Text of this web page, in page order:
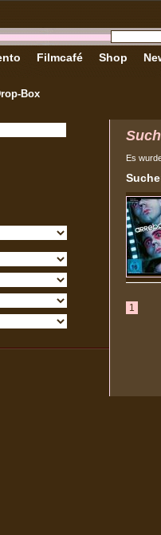
Box
Filmcafé Shop
Es
1